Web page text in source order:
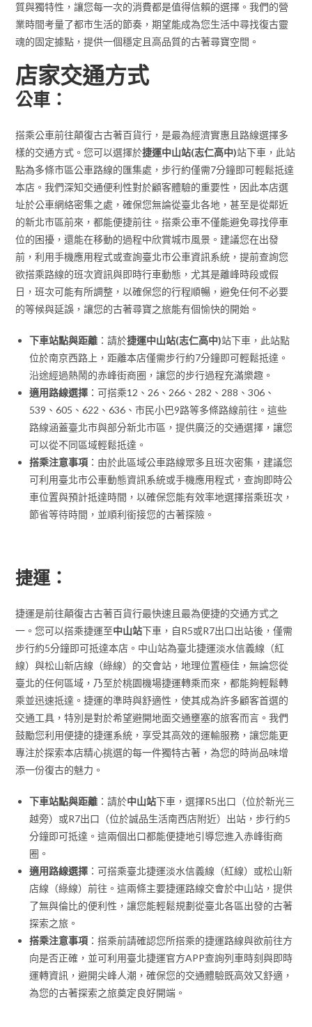
質與獨特性，讓您每一次的消費都是值得信賴的選擇。我們的營
業時間考量了都市生活的節奏，期望能成為您生活中尋找復古靈
魂的固定據點，提供一個穩定且高品質的古著尋寶空間。
店家交通方式
公車：
搭乘公車前往顛復古古著百貨行，是最為經濟實惠且路線選擇多
樣的交通方式。您可以選擇於捷運中山站(志仁高中)站下車，此站
點為多條市區公車路線的匯集處，步行約僅需7分鐘即可輕鬆抵達
本店。我們深知交通便利性對於顧客體驗的重要性，因此本店選
址於公車網絡密集之處，確保您無論從臺北各地，甚至是從鄰近
的新北市區前來，都能便捷前往。搭乘公車不僅能避免尋找停車
位的困擾，還能在移動的過程中欣賞城市風景。建議您在出發
前，利用手機應用程式或查詢臺北市公車資訊系統，提前查詢您
欲搭乘路線的班次資訊與即時行車動態，尤其是離峰時段或假
日，班次可能有所調整，以確保您的行程順暢，避免任何不必要
的等候與延誤，讓您的古著尋寶之旅能有個愉快的開始。
下車站點與距離 ：請於捷運中山站(志仁高中)站下車，此站點
位於南京西路上，距離本店僅需步行約7分鐘即可輕鬆抵達。
沿途經過熱鬧的赤峰街商圈，讓您的步行過程充滿樂趣。
適用路線選擇 ：可搭乘12、26、266、282、288、306、
539、605、622、636、市民小巴9路等多條路線前往。這些
路線涵蓋臺北市與部分新北市區，提供廣泛的交通選擇，讓您
可以從不同區域輕鬆抵達。
搭乘注意事項 ：由於此區域公車路線眾多且班次密集，建議您
可利用臺北市公車動態資訊系統或手機應用程式，查詢即時公
車位置與預計抵達時間，以確保您能有效率地選擇搭乘班次，
節省等待時間，並順利銜接您的古著探險。
捷運：
捷運是前往顛復古古著百貨行最快速且最為便捷的交通方式之
一。您可以搭乘捷運至中山站下車，自R5或R7出口出站後，僅需
步行約5分鐘即可抵達本店。中山站為臺北捷運淡水信義線（紅
線）與松山新店線（綠線）的交會站，地理位置極佳，無論您從
臺北的任何區域，乃至於桃園機場捷運轉乘而來，都能夠輕鬆轉
乘並迅速抵達。捷運的準時與舒適性，使其成為許多顧客首選的
交通工具，特別是對於希望避開地面交通壅塞的旅客而言。我們
鼓勵您利用便捷的捷運系統，享受其高效的運輸服務，讓您能更
專注於探索本店精心挑選的每一件獨特古著，為您的時尚品味增
添一份復古的魅力。
下車站點與距離 ：請於中山站下車，選擇R5出口（位於新光三
越旁）或R7出口（位於誠品生活南西店附近）出站，步行約5
分鐘即可抵達。這兩個出口都能便捷地引導您進入赤峰街商
圈。
適用路線選擇 ：可搭乘臺北捷運淡水信義線（紅線）或松山新
店線（綠線）前往。這兩條主要捷運路線交會於中山站，提供
了無與倫比的便利性，讓您能輕鬆規劃從臺北各區出發的古著
探索之旅。
搭乘注意事項 ：搭乘前請確認您所搭乘的捷運路線與欲前往方
向是否正確，並可利用臺北捷運官方APP查詢列車時刻與即時
運轉資訊，避開尖峰人潮，確保您的交通體驗既高效又舒適，
為您的古著探索之旅奠定良好開端。